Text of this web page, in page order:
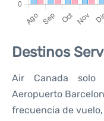
Destinos
Air Canada
Aeropuerto
frecuencia de